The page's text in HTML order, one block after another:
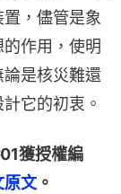
，儘管是象
作用，使明
是核災難還
它的初衷。
獲授權編
原文。